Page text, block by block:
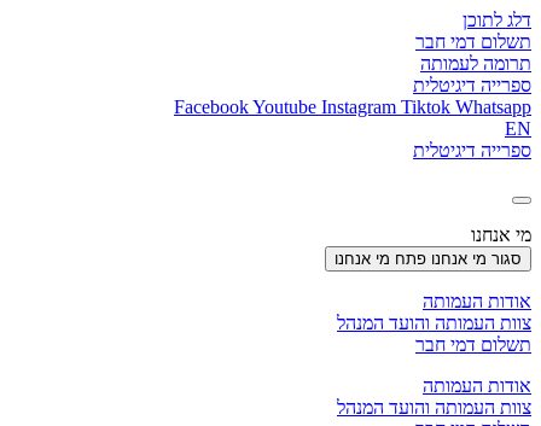
דלג לתוכן
תשלום דמי חבר
תרומה לעמותה
ספרייה דיגיטלית
FacebookYoutube Instagram Tiktok Whatsapp
EN
ספרייה דיגיטלית
מי אנחנו
סגור מי אנחנו פתח מי אנחנו
אודות העמותה
צוות העמותה והועד המנהל
תשלום דמי חבר
אודות העמותה
צוות העמותה והועד המנהל